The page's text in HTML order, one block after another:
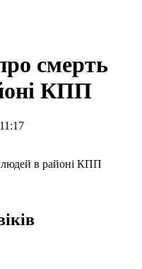
смерть
КПП